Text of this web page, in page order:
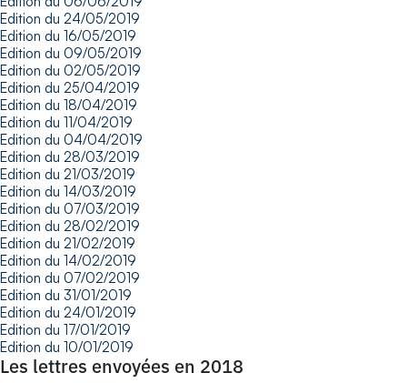
Edition du 24/05/2019
Edition du 16/05/2019
Edition du 09/05/2019
Edition du 02/05/2019
Edition du 25/04/2019
Edition du 18/04/2019
Edition du 11/04/2019
Edition du 04/04/2019
Edition du 28/03/2019
Edition du 21/03/2019
Edition du 14/03/2019
Edition du 07/03/2019
Edition du 28/02/2019
Edition du 21/02/2019
Edition du 14/02/2019
Edition du 07/02/2019
Edition du 31/01/2019
Edition du 24/01/2019
Edition du 17/01/2019
Edition du 10/01/2019
Les lettres envoyées en 2018